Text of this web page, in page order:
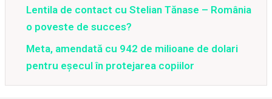
Lentila de contact cu Stelian Tănase – România
o poveste de succes?
Meta, amendată cu 942 de milioane de dolari
pentru eșecul în protejarea copiilor